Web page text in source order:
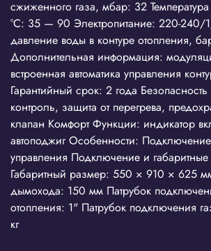
сжиженного газа, мбар: 32 Температура
°С: 35 — 90 Электропитание: 220-
давление воды в контуре отопления,
Дополнительная информация:
встроенная автоматика управления
Гарантийный срок: 2 года
контроль, защита от перегрева,
клапан Комфорт Функции: индикатор
автоподжиг Особенности:
управления Подключение и
Габаритный размер: 550 × 910 × 625
дымохода: 150 мм Патрубок
отопления: 1" Патрубок подключения
кг